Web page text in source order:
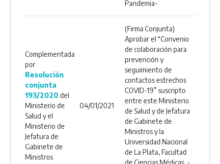
Pandemia-
Complementada
por
Resolución
conjunta
193/2020 del
Ministerio de
Salud y el
Ministerio de
Jefatura de
Gabinete de
Ministros
04/01/2021
(Firma Conjunta)
Aprobar el “Convenio
de colaboración para
prevención y
seguimiento de
contactos estrechos
COVID-19” suscripto
entre este Ministerio
de Salud y de Jefatura
de Gabinete de
Ministros y la
Universidad Nacional
de La Plata, Facultad
de Ciencias Médicas. -